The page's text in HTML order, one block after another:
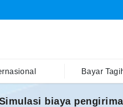
Bayar
biaya